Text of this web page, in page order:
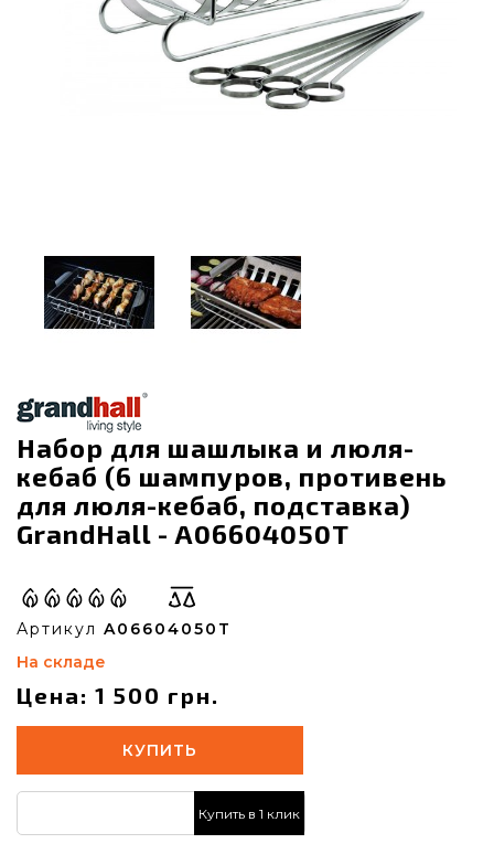
Набор для шашлыка и люля-
кебаб (6 шампуров, противень
для люля-кебаб, подставка)
GrandHall - A06604050T
Артикул A06604050T
На складе
Цена: 1 500 грн.
КУПИТЬ
Купить в 1 клик